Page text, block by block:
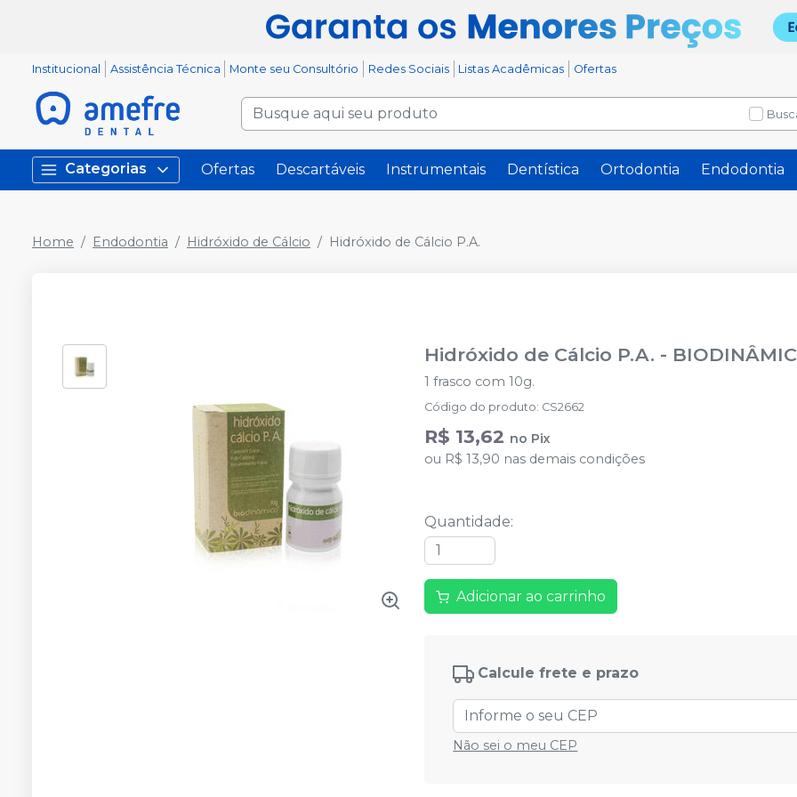
Institucional Assistência Técnica Monte seu Consultório Redes Sociais Listas Acadêmicas Ofertas
Categorias Ofertas Descartáveis Instrumentais Dentística Ortodontia Endodontia
Home Endodontia Hidróxido de Cálcio Hidróxido de Cálcio P.A.
Hidróxido de Cálcio P.A. -
1 frasco com 10g.
Código do produto: CS2662
R$ 13,62 no Pix
ou R$ 13,90 nas demais condições
Quantidade:
Adicionar ao carrinho
Calcule frete e prazo
Não sei o meu CEP